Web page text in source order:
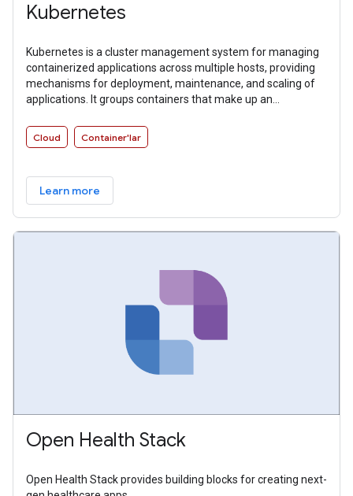
Kubernetes
Kubernetes is a cluster management system for managing
containerized applications across multiple hosts, providing
mechanisms for deployment, maintenance, and scaling of
applications. It groups containers that make up an
discovery.
Cloud Container'lar
Learn more
Open Health Stack
Open Health Stack provides building blocks for creating next-